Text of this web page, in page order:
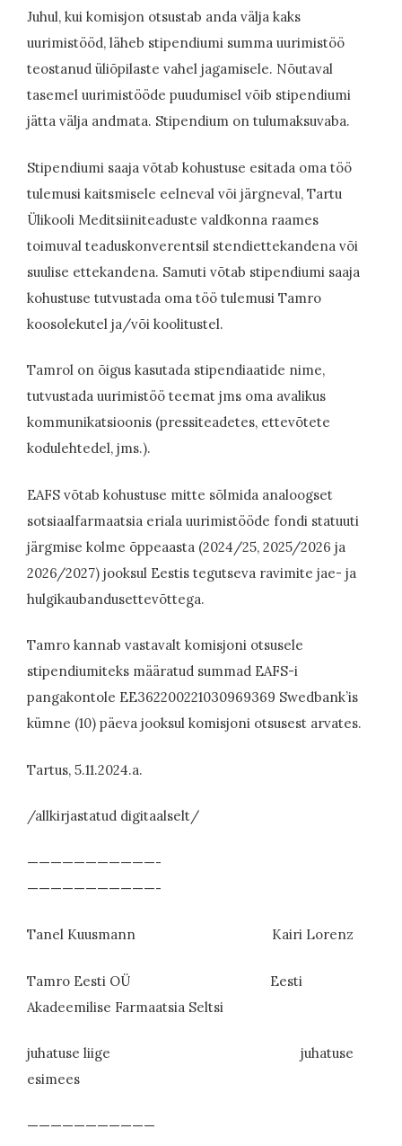
Juhul, kui komisjon otsustab anda välja kaks
uurimistööd, läheb stipendiumi summa uurimistöö
teostanud üliõpilaste vahel jagamisele. Nõutaval
tasemel uurimistööde puudumisel võib stipendiumi
jätta välja andmata. Stipendium on tulumaksuvaba.
Stipendiumi saaja võtab kohustuse esitada oma töö
tulemusi kaitsmisele eelneval või järgneval, Tartu
Ülikooli Meditsiiniteaduste valdkonna raames
toimuval teaduskonverentsil stendiettekandena või
suulise ettekandena. Samuti võtab stipendiumi saaja
kohustuse tutvustada oma töö tulemusi Tamro
koosolekutel ja/või koolitustel.
Tamrol on õigus kasutada stipendiaatide nime,
tutvustada uurimistöö teemat jms oma avalikus
kommunikatsioonis (pressiteadetes, ettevõtete
kodulehtedel, jms.).
EAFS võtab kohustuse mitte sõlmida analoogset
sotsiaalfarmaatsia eriala uurimistööde fondi statuuti
järgmise kolme õppeaasta (2024/25, 2025/2026 ja
2026/2027) jooksul Eestis tegutseva ravimite jae- ja
hulgikaubandusettevõttega.
Tamro kannab vastavalt komisjoni otsusele
stipendiumiteks määratud summad EAFS-i
pangakontole EE362200221030969369 Swedbank’is
kümne (10) päeva jooksul komisjoni otsusest arvates.
Tartus, 5.11.2024.a.
/allkirjastatud digitaalselt/
———————————-
———————————-
Tanel Kuusmann Kairi Lorenz
Tamro Eesti OÜ Eesti
Akadeemilise Farmaatsia Seltsi
juhatuse liige juhatuse
esimees
———————————